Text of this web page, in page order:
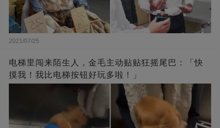
2021/07/25
电梯里闯来陌生人，金毛主动贴贴狂摇尾巴：「快
摸我！我比电梯按钮好玩多啦！」